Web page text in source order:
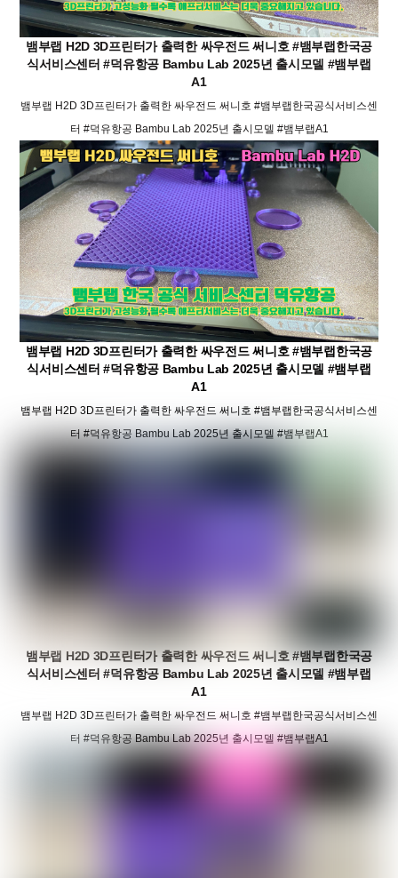
뱀부랩 H2D 3D프린터가 출력한 싸우전드 써니호 #뱀부랩한국공
식서비스센터 #덕유항공 Bambu Lab 2025년 출시모델 #뱀부랩
A1
뱀부랩 H2D 3D프린터가 출력한 싸우전드 써니호 #뱀부랩한국공식서비스센
터 #덕유항공 Bambu Lab 2025년 출시모델 #뱀부랩A1
뱀부랩 H2D 3D프린터가 출력한 싸우전드 써니호 #뱀부랩한국공
식서비스센터 #덕유항공 Bambu Lab 2025년 출시모델 #뱀부랩
A1
뱀부랩 H2D 3D프린터가 출력한 싸우전드 써니호 #뱀부랩한국공식서비스센
터 #덕유항공 Bambu Lab 2025년 출시모델 #뱀부랩A1
뱀부랩 H2D 3D프린터가 출력한 싸우전드 써니호 #뱀부랩한국공
식서비스센터 #덕유항공 Bambu Lab 2025년 출시모델 #뱀부랩
A1
뱀부랩 H2D 3D프린터가 출력한 싸우전드 써니호 #뱀부랩한국공식서비스센
터 #덕유항공 Bambu Lab 2025년 출시모델 #뱀부랩A1